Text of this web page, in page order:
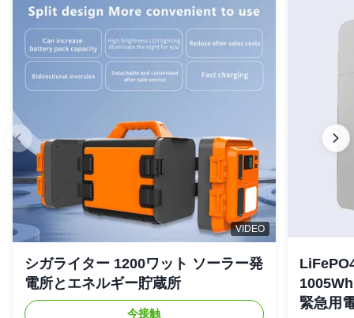
VIDEO
シガライター 1200ワット ソーラー発
電所とエネルギー貯蔵所
今接触
緊急用